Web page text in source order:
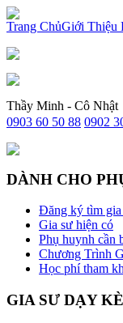
x
Trang ChủGiới Thiệu
Thầy Minh - Cô Nhật
0903 60 50 88 0902
DÀNH CHO
Đăng ký tìm gia
Gia sư hiện có
Phụ huynh cần
Chương Trình
Học phí tham
GIA SƯ DẠY